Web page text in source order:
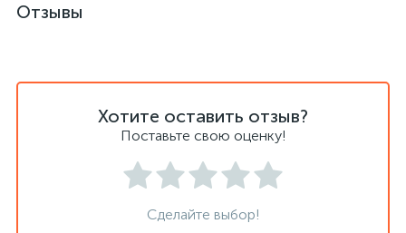
Отзывы
Хотите оставить отзыв?
Поставьте свою оценку!
Сделайте выбор!